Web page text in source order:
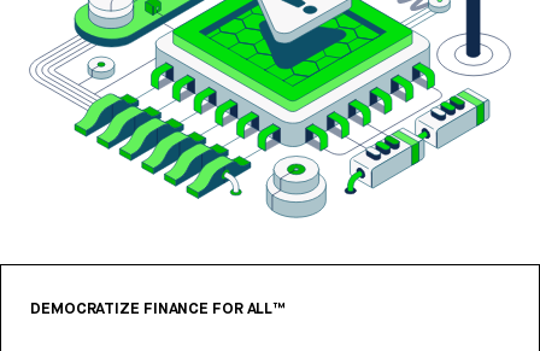
DEMOCRATIZE FINANCE FOR ALL™